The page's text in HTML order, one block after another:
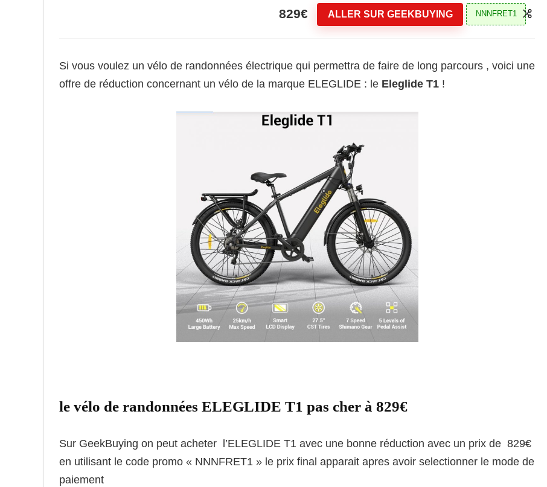
829€ ALLER SUR GEEKBUYING NNNFRET1
Si vous voulez un vélo de randonnées électrique qui permettra de faire de long parcours , voici une
offre de réduction concernant un vélo de la marque ELEGLIDE : le Eleglide T1 !
le vélo de randonnées ELEGLIDE T1 pas cher à 829€
Sur GeekBuying on peut acheter l’ELEGLIDE T1 avec une bonne réduction avec un prix de 829€
en utilisant le code promo « NNNFRET1 » le prix final apparait apres avoir selectionner le mode de
paiement